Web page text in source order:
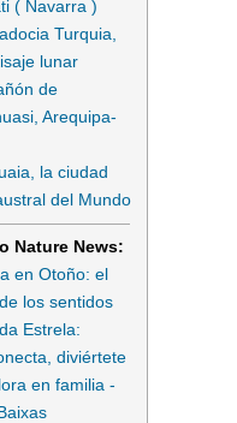
( Navarra )
Turquia,
lunar
de
Arequipa-
la ciudad
del Mundo
Nature News:
en Otoño: el
los sentidos
Estrela:
diviértete
en familia -